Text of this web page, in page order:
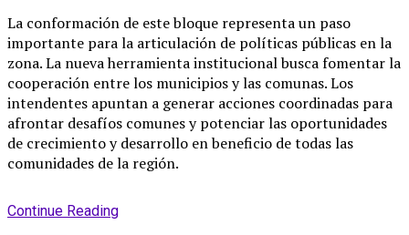
La conformación de este bloque representa un paso
importante para la articulación de políticas públicas en la
zona. La nueva herramienta institucional busca fomentar la
cooperación entre los municipios y las comunas. Los
intendentes apuntan a generar acciones coordinadas para
afrontar desafíos comunes y potenciar las oportunidades
de crecimiento y desarrollo en beneficio de todas las
comunidades de la región.
Continue Reading